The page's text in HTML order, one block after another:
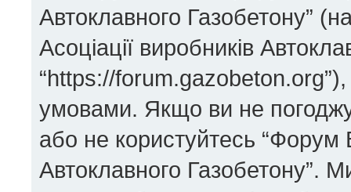
Автоклавного Газобетону”
Асоціації виробників
“https://
умовами. Якщо ви не
або не користуйтесь “Форум
Автоклавного Газобетону”.